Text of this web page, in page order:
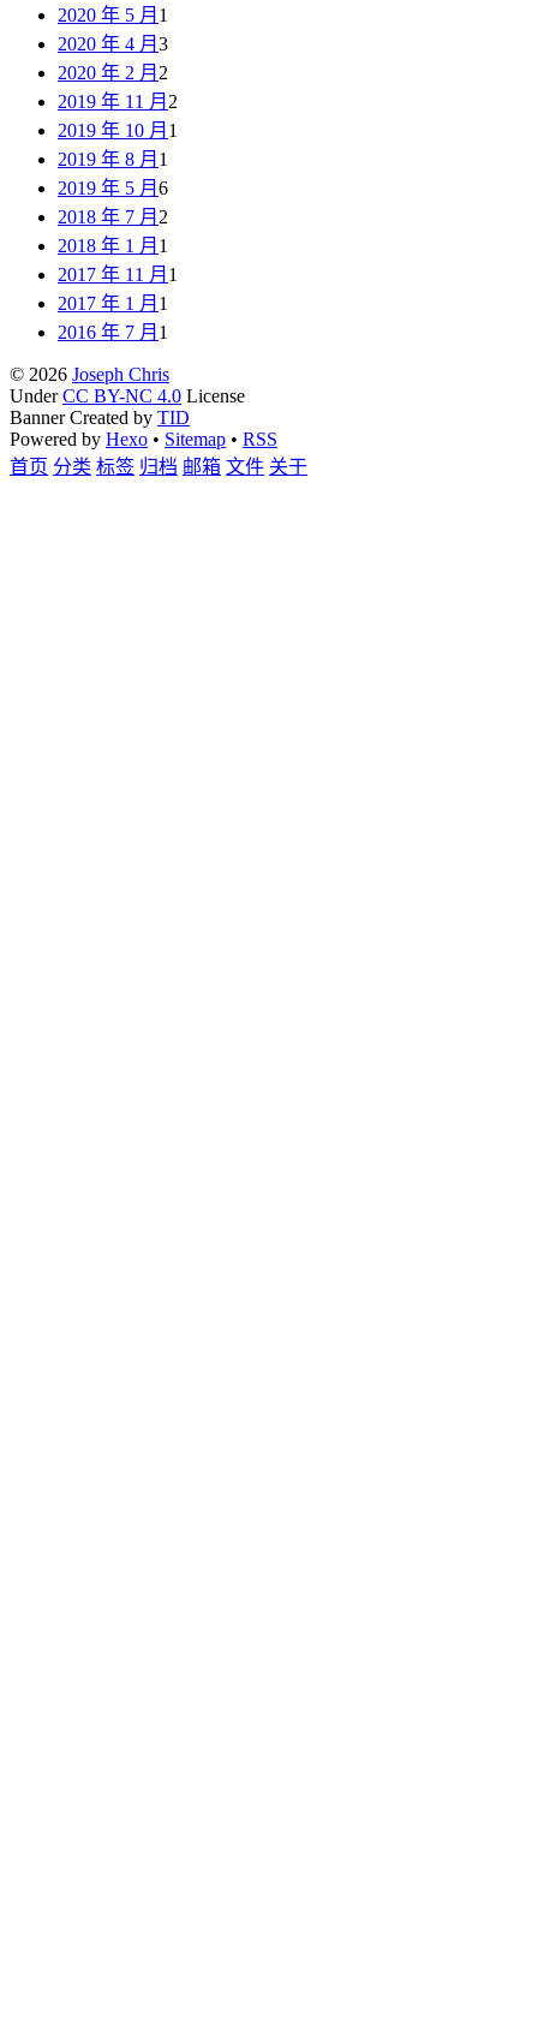
2020 年 5 月 1
2020 年 4 月 3
2020 年 2 月 2
2019 年 11 月 2
2019 年 10 月 1
2019 年 8 月 1
2019 年 5 月 6
2018 年 7 月 2
2018 年 1 月 1
2017 年 11 月 1
2017 年 1 月 1
2016 年 7 月 1
© 2026 Joseph Chris
UnderCC BY-NC 4.0 License
Banner Created by TID
Powered by Hexo • Sitemap • RSS
首页 分类 标签 归档 邮箱 文件 关于